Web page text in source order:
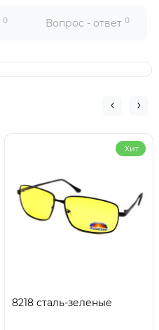
0 Вопрос - ответ 0
Хит
8218 сталь-зеленые